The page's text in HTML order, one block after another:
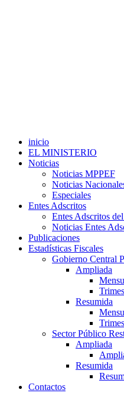
inicio
EL MINISTERIO
Noticias
Noticias MPPEF
Noticias
Especiales
Entes Adscritos
Entes Adscritos
Noticias Entes
Publicaciones
Estadísticas Fiscales
Gobierno Central
Ampliada
Resumida
Sector Público
Ampliada
Resumida
Contactos